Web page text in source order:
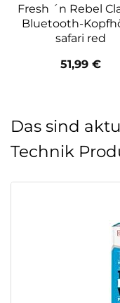
Fresh ´n Rebel
Bluetooth-
safari red
51,99 €
Das sind
Technik